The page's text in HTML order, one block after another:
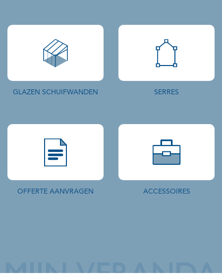
GLAZEN SCHUIFWANDEN SERRES
OFFERTE AANVRAGEN ACCESSOIRES